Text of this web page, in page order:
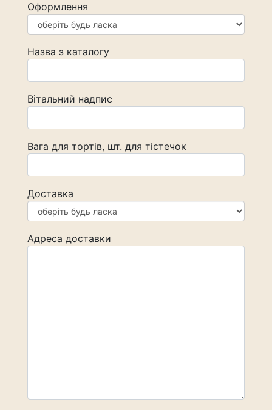
Оформлення
Назва з каталогу
Вітальний надпис
Вага для тортів, шт. для тістечок
Доставка
Адреса доставки